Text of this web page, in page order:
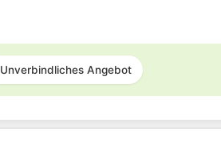
Unverbindliches Angebot